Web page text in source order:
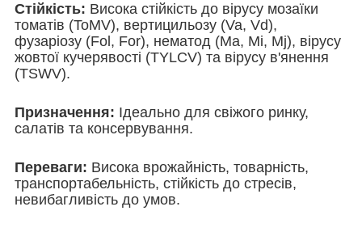
Стійкість: Висока стійкість до вірусу мозаїки
томатів (ToMV), вертицильозу (Va, Vd),
фузаріозу (Fol, For), нематод (Ma, Mi, Mj), вірусу
жовтої кучерявості (TYLCV) та вірусу в'янення
(TSWV).
Призначення: Ідеально для свіжого ринку,
салатів та консервування.
Переваги: Висока врожайність, товарність,
транспортабельність, стійкість до стресів,
невибагливість до умов.